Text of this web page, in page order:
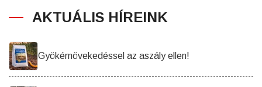
AKTUÁLIS HÍREINK
Gyökérnövekedéssel az aszály ellen!